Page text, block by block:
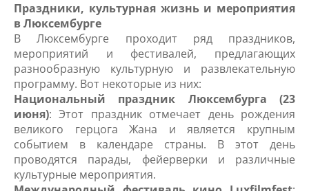
Праздники, культурная жизнь и мероприятия
в Люксембурге
В Люксембурге проходит ряд праздников,
мероприятий и фестивалей, предлагающих
разнообразную культурную и развлекательную
программу. Вот некоторые из них:
Национальный праздник Люксембурга (23
июня): Этот праздник отмечает день рождения
великого герцога Жана и является крупным
событием в календаре страны. В этот день
проводятся парады, фейерверки и различные
культурные мероприятия.